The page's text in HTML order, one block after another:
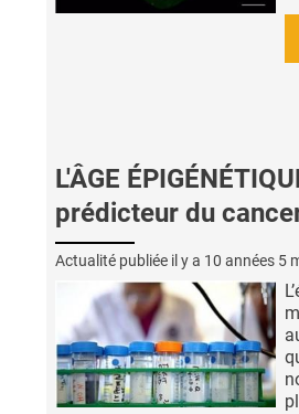
L'ÂGE
prédicteur du
Actualité publiée il y a 10 années 5